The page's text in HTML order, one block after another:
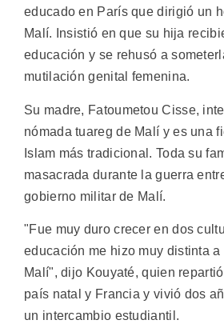
educado en París que dirigió un
Malí. Insistió en que su hija
educación y se rehusó a
mutilación genital femenina.
Su madre, Fatoumetou Cisse,
nómada tuareg de Malí y es una
Islam más tradicional. Toda su
masacrada durante la guerra
gobierno militar de Malí.
"Fue muy duro crecer en dos
educación me hizo muy distinta
Malí", dijo Kouyaté, quien
país natal y Francia y vivió dos
un intercambio estudiantil.